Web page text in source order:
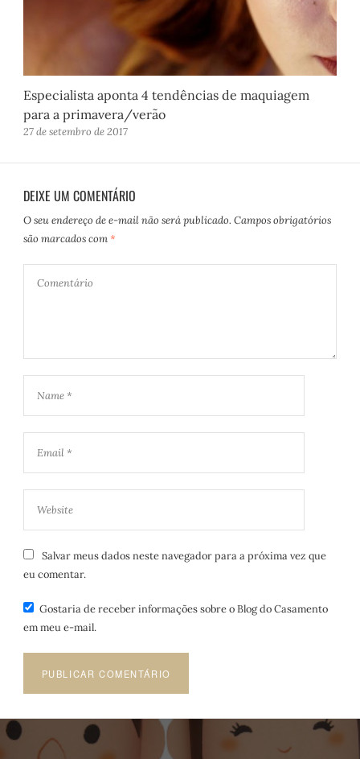
Especialista aponta 4 tendências de maquiagem
para a primavera/verão
27 de setembro de 2017
DEIXE UM COMENTÁRIO
O seu endereço de e-mail não será publicado. Campos obrigatórios
são marcados com *
Salvar meus dados neste navegador para a próxima vez que
eu comentar.
Gostaria de receber informações sobre o Blog do Casamento
em meu e-mail.